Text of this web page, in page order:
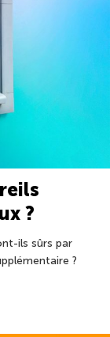
?
ils sûrs par
?